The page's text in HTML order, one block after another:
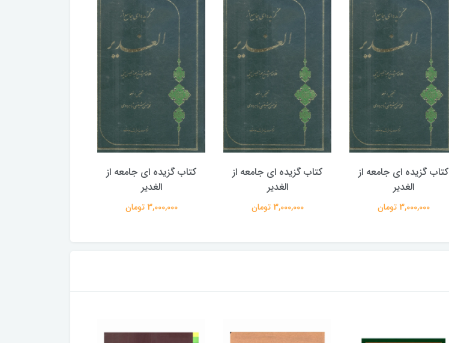
کتاب گزیده ای جامعه از
الغدیر
3,000,000 تومان
کتاب گزیده ای جامعه از
الغدیر
3,000,000 تومان
کتاب گزیده ای جامعه از
الغدیر
3,000,000 تومان